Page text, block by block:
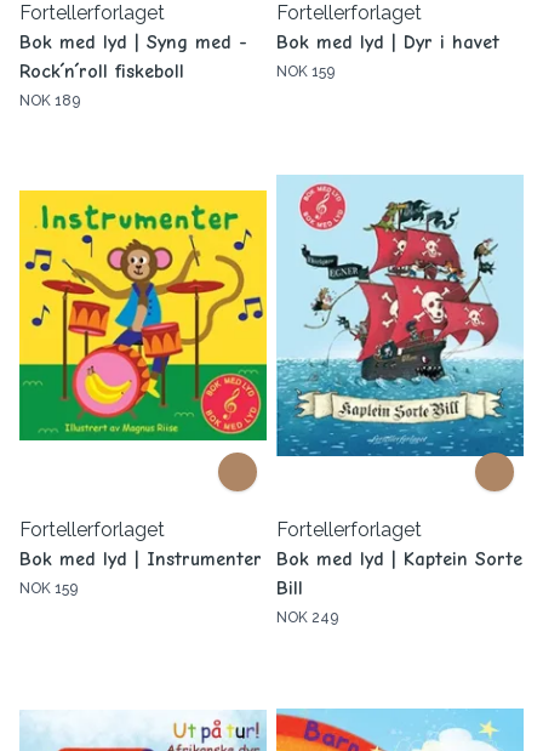
Fortellerforlaget
Bok med lyd | Syng med -
Rock´n´roll fiskeboll
NOK 189
Fortellerforlaget
Bok med lyd | Dyr i havet
NOK 159
Fortellerforlaget
Bok med lyd | Instrumenter
NOK 159
Fortellerforlaget
Bok med lyd | Kaptein Sorte
Bill
NOK 249